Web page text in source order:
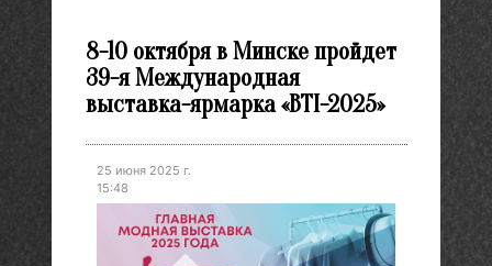
8-10 октября в Минске пройдет
39-я Международная
выставка-ярмарка «BTI-2025»
25 июня 2025 г.
15:48